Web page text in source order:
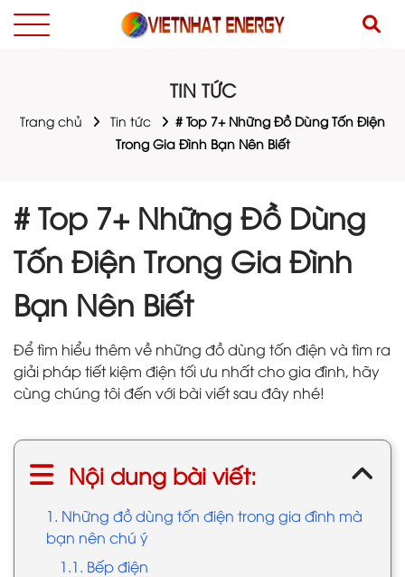
TIN TỨC
Trang chủ Tin tức
# Top 7+ Những Đồ Dùng Tốn Điện
Trong Gia Đình Bạn Nên Biết
# Top 7+ Những Đồ Dùng
Tốn Điện Trong Gia Đình
Bạn Nên Biết
Để tìm hiểu thêm về những đồ dùng tốn điện và tìm ra
giải pháp tiết kiệm điện tối ưu nhất cho gia đình, hãy
cùng chúng tôi đến với bài viết sau đây nhé!
Nội dung bài viết:
1. Những đồ dùng tốn điện trong gia đình mà
bạn nên chú ý
1.1. Bếp điện